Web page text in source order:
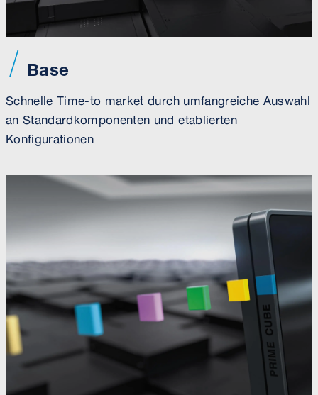
Base
Schnelle Time-to market durch umfangreiche Auswahl
an Standardkomponenten und etablierten
Konfigurationen